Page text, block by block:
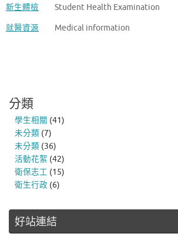
新生體檢 Student Health Examination
就醫資源 Medical information
分類
學生相關 (41)
未分類 (7)
未分類 (36)
活動花絮 (42)
衛保志工 (15)
衛生行政 (6)
好站連結